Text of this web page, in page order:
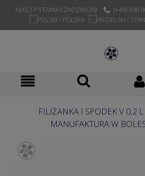
MASZ PYTANIA? ZADZWOŃ! (+48) 690
FILIŻANKA I SPODEK V 0,2
MANUFAKTURA W